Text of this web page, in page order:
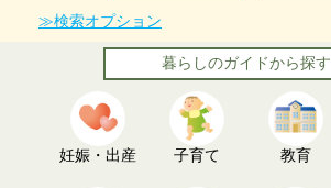
≫検索オプション
暮らしのガイドから探す
妊娠・出産 子育て 教育